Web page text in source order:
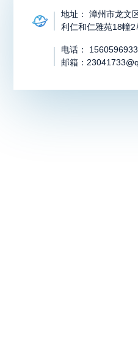
地址： 漳州市龙文
利仁和仁雅苑18幢2
电话：
邮箱：